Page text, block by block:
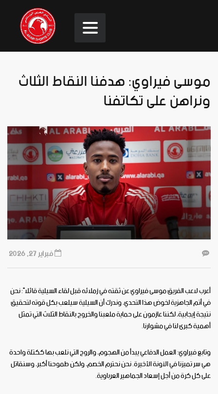
موسى فيراوي: هدفنا النقاط الثلاث
ونراهن على تكاتفنا
فبراير 27, 2026
أعرب لاعب الفريق موسى فيراوي عن ثقته في زملائه قبل لقاء السيلية قائلاً: نحن
في أتم الجاهزية لخوض هذا التحدي، وندرك أن السيلية سيلعب بكل قوته لتحقيق
نتيجة إيجابية، لكننا عازمون على حماية ملعبنا والخروج بالنقاط الثلاث التي تمثل
أهمية كبرى لنا في مشوارنا.
وتابع فيراوي: العمل الدفاعي يبدأ من الهجوم، والروح التي نلعب بها ككتلة واحدة
هي سر تميزنا في الآونة الأخيرة. نحن نحترم الخصم، ولكن طموحنا أكبر، وسنقاتل
على كل كرة من أجل إسعاد الجماهير العرباوية.